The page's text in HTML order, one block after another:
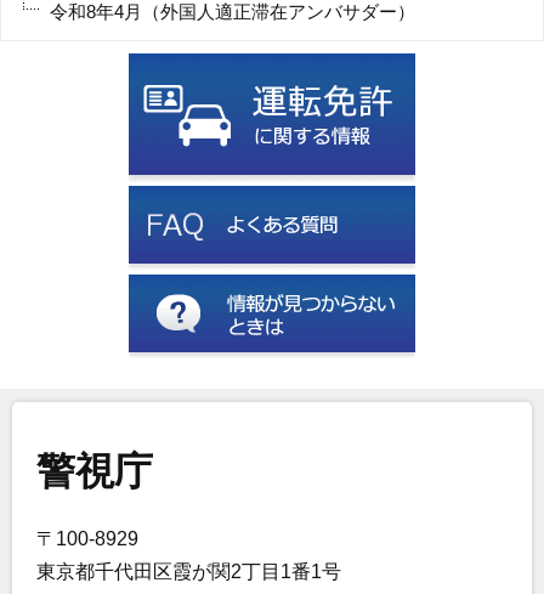
令和8年4月（外国人適正滞在アンバサダー）
警視庁
〒100-8929
東京都千代田区霞が関2丁目1番1号